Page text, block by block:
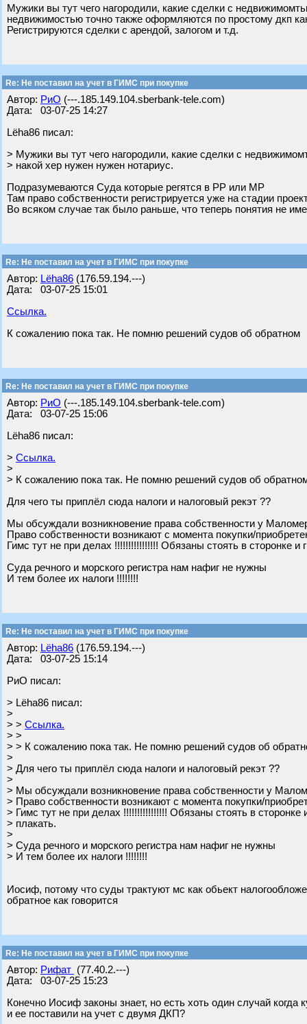
Мужики вы тут чего нагородили, какие сделки с
недвижимостью точно также оформляются по простому дкп
Регистрируются сделки с арендой, залогом и т.д.
Re: Не поставил на учет в ГИМС при покупке
Автор: РиО (---.185.149.104.sberbank-tele.com)
Дата: 03-07-25 14:27
Lёha86 писал:
> Мужики вы тут чего нагородили, какие сделки с
> накой хер нужен нужен нотариус.
Подразумеваются Суда которые регятся в РР или МР
Там право собственности регистрируется уже на стадии
Во всяком случае так было раньше, что теперь понятия не
Re: Не поставил на учет в ГИМС при покупке
Автор: Lёha86 (176.59.194.---)
Дата: 03-07-25 15:01
Ссылка.
К сожалению пока так. Не помню решений судов об обратном
Re: Не поставил на учет в ГИМС при покупке
Автор: РиО (---.185.149.104.sberbank-tele.com)
Дата: 03-07-25 15:06
Lёha86 писал:
> Ссылка.
>
> К сожалению пока так. Не помню решений судов об
Для чего ты приплёл сюда налоги и налоговый рекэт ??
Мы обсуждали возникновение права собственности у
Право собственности возникают с момента покупки/
Гимс тут не при делах !!!!!!!!!!!!!!!! Обязаны стоять в сторонке и
Суда речного и морского регистра нам нафиг не нужны
И тем более их налоги !!!!!!!!
Re: Не поставил на учет в ГИМС при покупке
Автор: Lёha86 (176.59.194.---)
Дата: 03-07-25 15:14
РиО писал:
> Lёha86 писал:
>
> > Ссылка.
> >
> > К сожалению пока так. Не помню решений судов об
>
> Для чего ты приплёл сюда налоги и налоговый рекэт ??
>
> Мы обсуждали возникновение права собственности у
> Право собственности возникают с момента покупки/
> Гимс тут не при делах !!!!!!!!!!!!!!!! Обязаны стоять в сторонке
> плакать.
>
> Суда речного и морского регистра нам нафиг не нужны
> И тем более их налоги !!!!!!!!
Иосиф, потому что суды трактуют мс как обьект
обратное как говорится
Re: Не поставил на учет в ГИМС при покупке
Автор: Рифат (77.40.2.---)
Дата: 03-07-25 15:23
Конечно Иосиф законы знает, но есть хоть один случай
и ее поставили на учет с двумя ДКП?